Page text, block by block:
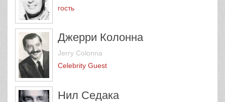
гость
Джерри Колонна
Jerry Colonna
Celebrity Guest
Нил Седака